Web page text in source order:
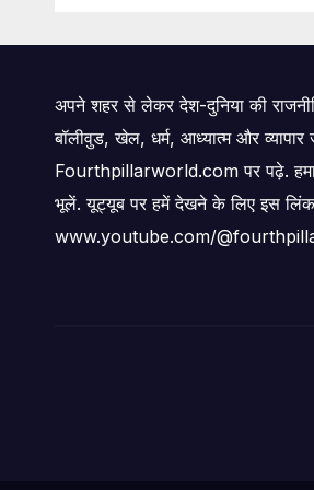
अपने शहर से लेकर देश-दुनिया की
बॉलीवुड, खेल, धर्म, आध्यात्म और
Fourthpillarworld.com पर पढ़े.
भूलें. यूट्यूब पर हमें देखने के लिए इस
www.youtube.com/